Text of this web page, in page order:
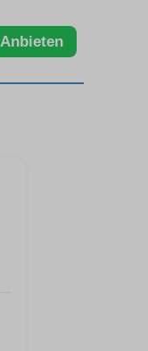
Anbieten